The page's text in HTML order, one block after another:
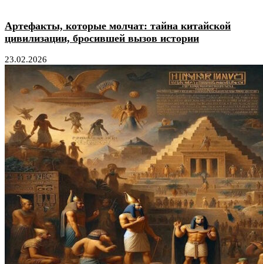
Артефакты, которые молчат: тайна китайской
цивилизации, бросившей вызов истории
23.02.2026